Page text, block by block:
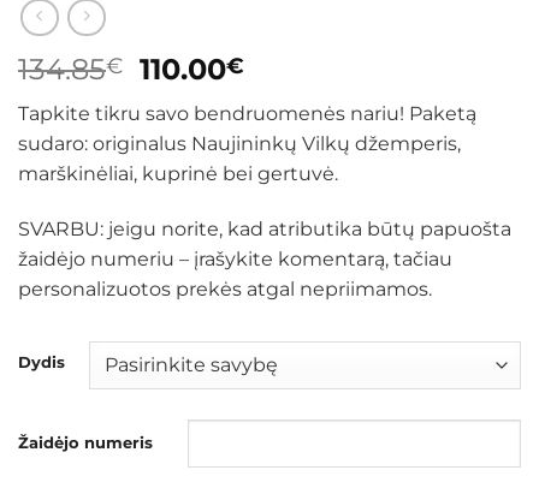
134.85€
Original
price
was:
134.85€.
110.00€
price
is:
110.00€.
Tapkite tikru savo bendruomenės nariu! Paketą
sudaro: originalus Naujininkų Vilkų džemperis,
marškinėliai, kuprinė bei gertuvė.
SVARBU: jeigu norite, kad atributika būtų papuošta
žaidėjo numeriu – įrašykite komentarą, tačiau
personalizuotos prekės atgal nepriimamos.
Dydis
Žaidėjo numeris